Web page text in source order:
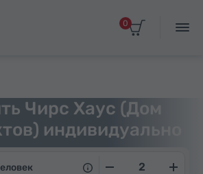
0
Чирс Хаус (Дом
индивидуально